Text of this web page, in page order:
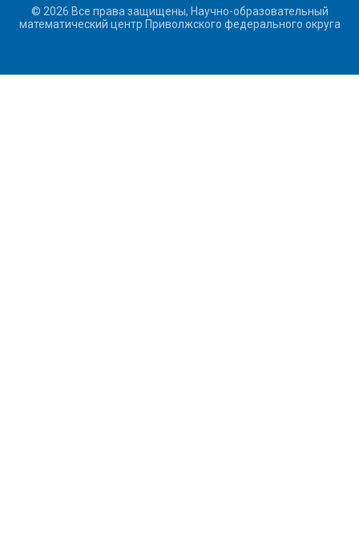
© 2026 Все права защищены, Научно-образовательный
математический центр Приволжского федерального округа